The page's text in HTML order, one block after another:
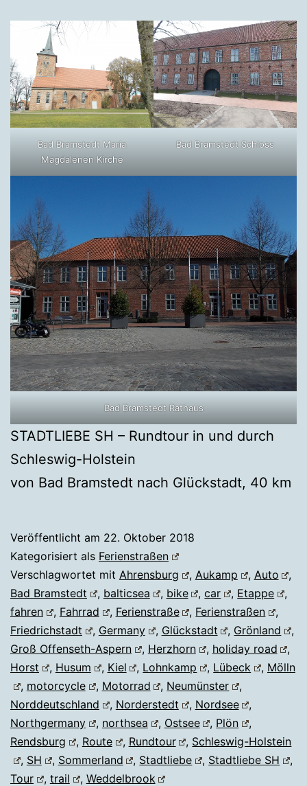
Bad Bramstedt Maria
Magdalenen Kirche
Bad Bramstedt Schloss
Bad Bramstedt Rathaus
STADTLIEBE SH – Rundtour in und durch
Schleswig-Holstein
von Bad Bramstedt nach Glückstadt, 40 km
Veröffentlicht am 22. Oktober 2018
Kategorisiert als Ferienstraßen
Verschlagwortet mit Ahrensburg , Aukamp , Auto
,
Bad Bramstedt
, balticsea , bike ,car , Etappe
,
fahren
, Fahrrad , Ferienstraße , Ferienstraßen
,
Friedrichstadt
, Germany , Glückstadt , Grönland
,
Groß Offenseth-Aspern
, Herzhorn , holiday road
,
Horst
, Husum , Kiel , Lohnkamp , Lübeck , Mölln
, motorcycle , Motorrad , Neumünster
,
Norddeutschland
, Norderstedt , Nordsee
,
Northgermany
, northsea , Ostsee , Plön
,
Rendsburg
, Route , Rundtour , Schleswig-Holstein
, SH , Sommerland , Stadtliebe , Stadtliebe SH
,
Tour
, trail , Weddelbrook